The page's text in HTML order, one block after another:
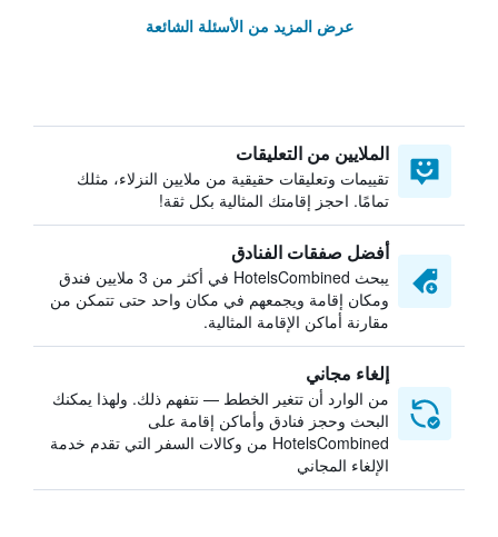
عرض المزيد من الأسئلة الشائعة
الملايين من التعليقات
تقييمات وتعليقات حقيقية من ملايين النزلاء، مثلك
تمامًا. احجز إقامتك المثالية بكل ثقة!
أفضل صفقات الفنادق
يبحث HotelsCombined في أكثر من 3 ملايين فندق
ومكان إقامة ويجمعهم في مكان واحد حتى تتمكن من
مقارنة أماكن الإقامة المثالية.
إلغاء مجاني
من الوارد أن تتغير الخطط — نتفهم ذلك. ولهذا يمكنك
البحث وحجز فنادق وأماكن إقامة على
HotelsCombined من وكالات السفر التي تقدم خدمة
الإلغاء المجاني